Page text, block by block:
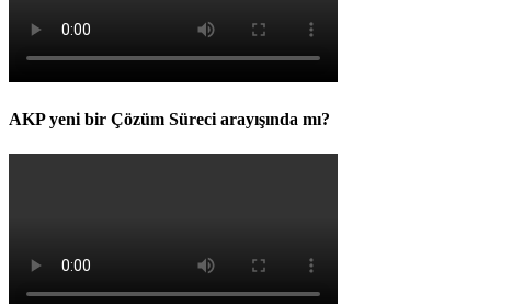
AKP yeni bir Çözüm Süreci arayışında mı?